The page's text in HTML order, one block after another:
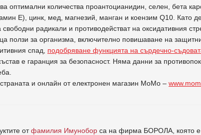
оптимални количества проантоцианидин, селен, бета
Е), цинк, мед, магнезий, манган и коензим Q10. Като
радикали и противодействат на оксидативния
ползи за организма, включително повишаване на
спад, подобряване функцията на сърдечно-
е гаранция за безопасност. Няма данни за
и онлайн от електронен магазин МоМо –
отфамилия Имунобор са на фирма БОРОЛА , която